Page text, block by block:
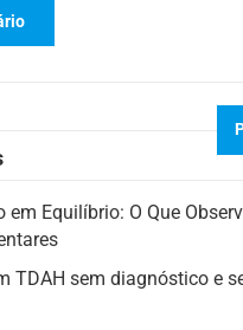
em Equilíbrio: O Que
TDAH sem diagnóstico e